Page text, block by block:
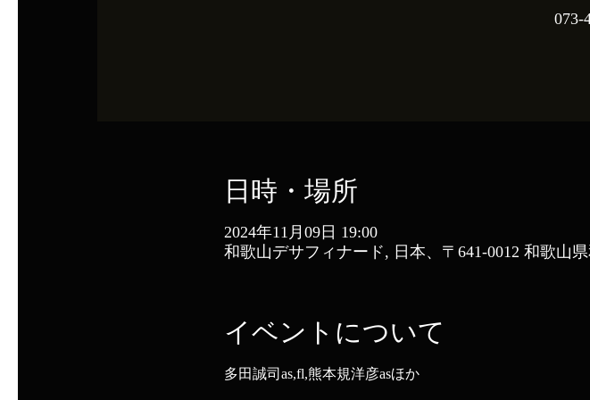
073-
日時・場所
2024年11月09日 19:00
和歌山デサフィナード, 日本、〒641-0012 和歌山
イベントについて
多田誠司as,fl,熊本規洋彦asほか